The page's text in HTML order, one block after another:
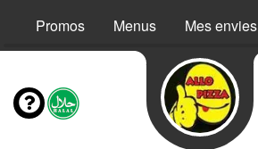
Promos Menus Mes envies